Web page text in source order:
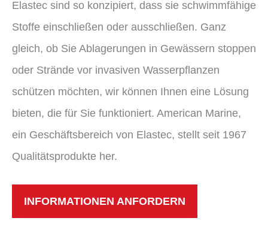
Elastec sind so konzipiert, dass sie schwimmfähige
Stoffe einschließen oder ausschließen. Ganz
gleich, ob Sie Ablagerungen in Gewässern stoppen
oder Strände vor invasiven Wasserpflanzen
schützen möchten, wir können Ihnen eine Lösung
bieten, die für Sie funktioniert. American Marine,
ein Geschäftsbereich von Elastec, stellt seit 1967
Qualitätsprodukte her.
INFORMATIONEN ANFORDERN